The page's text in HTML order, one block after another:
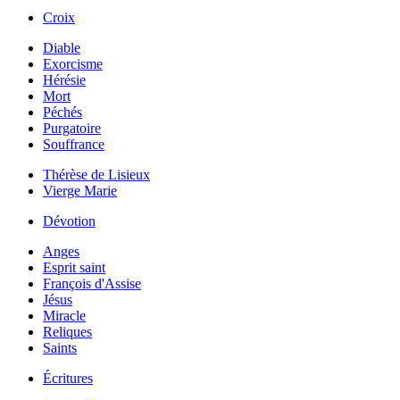
Croix
Diable
Exorcisme
Hérésie
Mort
Péchés
Purgatoire
Souffrance
Thérèse de Lisieux
Vierge Marie
Dévotion
Anges
Esprit saint
François d'Assise
Jésus
Miracle
Reliques
Saints
Écritures